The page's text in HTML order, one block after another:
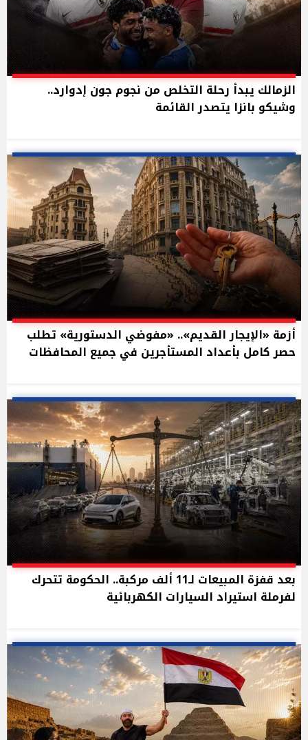
الزمالك يبدأ رحلة التخلص من نجوم جون إدوارد..
وشيكو بانزا يتصدر القائمة
أزمة «الإيجار القديم».. «مفوضي الدستورية» تطلب
حصر كامل بأعداد المستأجرين في جميع المحافظات
بعد قفزة المبيعات لـ11 ألف مركبة.. الحكومة تتحرك
لفرملة استيراد السيارات الكهربائية